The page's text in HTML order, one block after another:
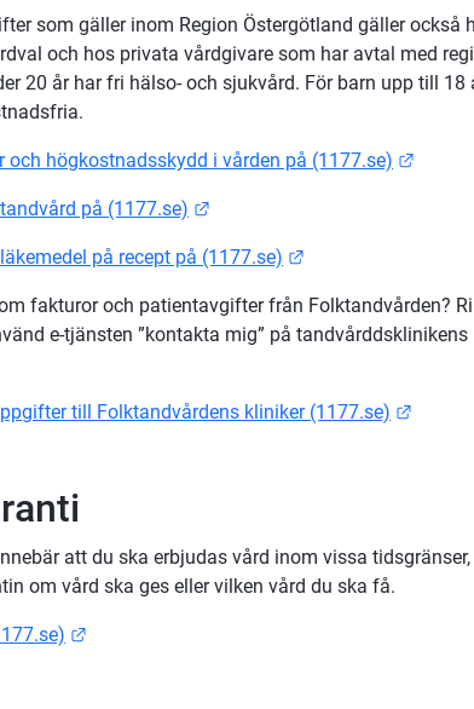
som gäller inom Region Östergötland gäller också
och hos privata vårdgivare som har avtal med
20 år har fri hälso- och sjukvård. För barn upp till 18
och högkostnadsskydd i vården på (1177.se)
på (1177.se)
på recept på (1177.se)
fakturor och patientavgifter från Folktandvården?
e-tjänsten ”kontakta mig” på
till Folktandvårdens kliniker (1177.se)
att du ska erbjudas vård inom vissa
om vård ska ges eller vilken vård du ska få.